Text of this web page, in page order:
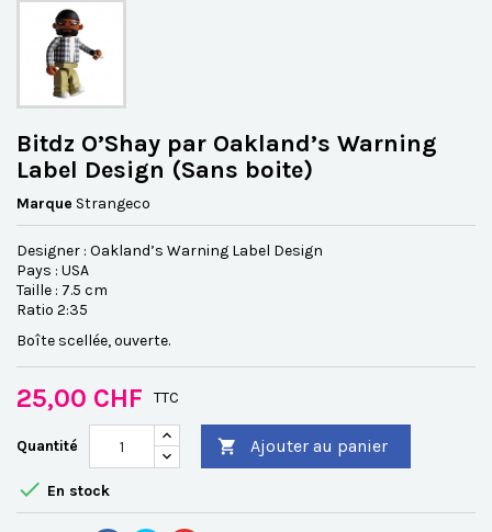
Bitdz O’Shay par Oakland’s Warning
Label Design (Sans boite)
Marque Strangeco
Designer : Oakland’s Warning Label Design
Pays : USA
Taille : 7.5 cm
Ratio 2:35
Boîte scellée, ouverte.
25,00 CHF TTC
Quantité  Ajouter au panier
 En stock